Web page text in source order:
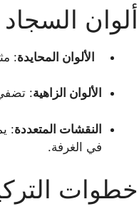
ألوان السجاد
الألوان المحايدة:
الألوان الزاهية:
النقشات المتعددة:
في الغرفة.
خطوات